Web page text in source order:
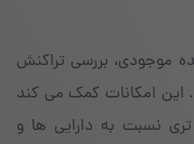
موجودی، بررسی تراکنش
این امکانات کمک می کند
نسبت به دارایی ها و